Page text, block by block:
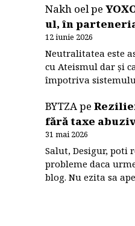
Nakh oelpe
ul, în
12 iunie 2026
Neutralitatea este
cu Ateismul dar și
împotriva
BYTZApe
fără taxe
31 mai 2026
Salut, Desigur, poti
probleme daca
blog. Nu ezita sa